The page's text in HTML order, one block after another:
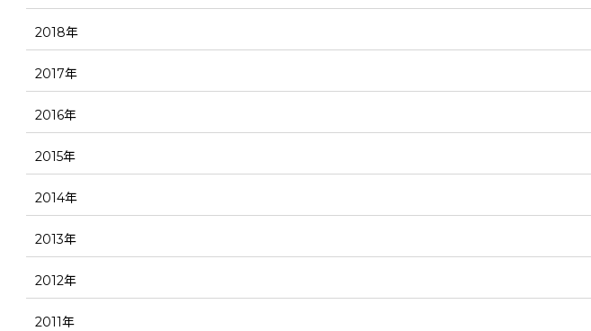
2018年
2017年
2016年
2015年
2014年
2013年
2012年
2011年